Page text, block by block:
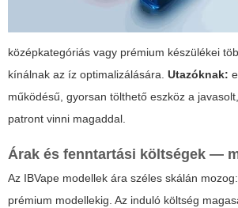
középkategóriás vagy prémium készülékei
kínálnak az íz optimalizálására. Utazóknak:
működésű, gyorsan tölthető eszköz a
patront vinni magaddal.
Árak és fenntartási költségek —
Az IBVape modellek ára széles skálán
prémium modellekig. Az induló költség